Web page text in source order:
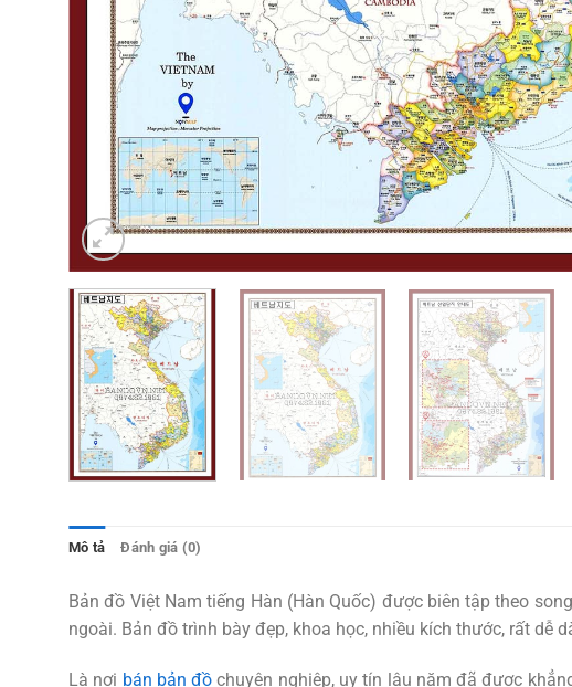
Mô tả Đánh giá (0)
Bản đồ Việt Nam tiếng Hàn (Hàn Quốc) được biên tập theo
ngoài. Bản đồ trình bày đẹp, khoa học, nhiều kích thước, rất dễ
Là nơi bán bản đồ chuyên nghiệp, uy tín lâu năm đã được